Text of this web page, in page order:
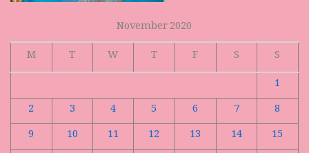
November 2020
M
T W T F S
S
1
2
3 4 5 6 7
8
9
10 11 12 13 14
15